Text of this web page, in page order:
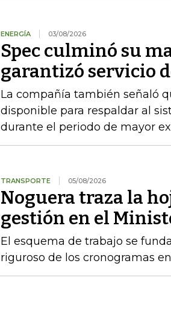
ENERGÍA 03/08/2026
Spec culminó su
garantizó servicio
La compañía también señaló
disponible para respaldar al
durante el periodo de mayor
TRANSPORTE 05/08/2026
Noguera traza la
gestión en el
El esquema de trabajo se
riguroso de los cronogramas